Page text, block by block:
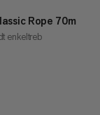
Rope 70m
enkeltreb